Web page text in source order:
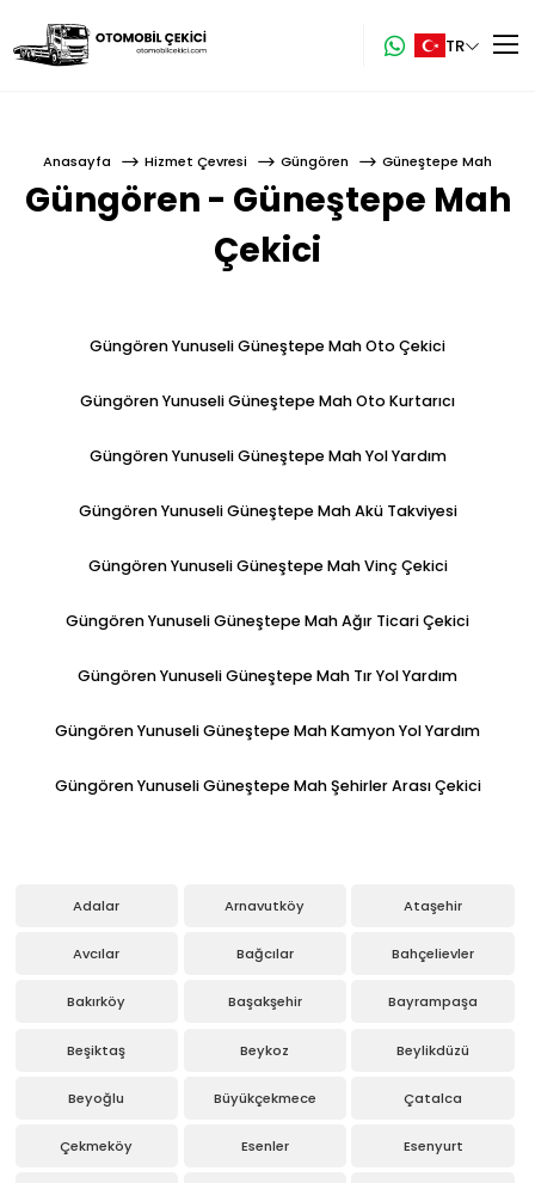
Hakkımızda
Hizmetlerimiz
İletişim
TR
Anasayfa Hizmet Çevresi Güngören Güneştepe Mah
Güngören - Güneştepe Mah
Çekici
Güngören Yunuseli Güneştepe Mah Oto Çekici
Güngören Yunuseli Güneştepe Mah Oto Kurtarıcı
Güngören Yunuseli Güneştepe Mah Yol Yardım
Güngören Yunuseli Güneştepe Mah Akü Takviyesi
Güngören Yunuseli Güneştepe Mah Vinç Çekici
Güngören Yunuseli Güneştepe Mah Ağır Ticari Çekici
Güngören Yunuseli Güneştepe Mah Tır Yol Yardım
Güngören Yunuseli Güneştepe Mah Kamyon Yol Yardım
Güngören Yunuseli Güneştepe Mah Şehirler Arası Çekici
Adalar Arnavutköy Ataşehir
Avcılar Bağcılar Bahçelievler
Bakırköy Başakşehir Bayrampaşa
Beşiktaş Beykoz Beylikdüzü
Beyoğlu Büyükçekmece Çatalca
Çekmeköy Esenler Esenyurt